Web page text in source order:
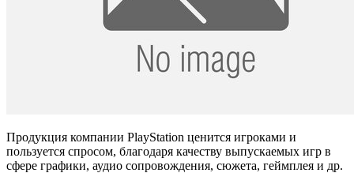
Продукция компании PlayStation ценится игроками и
пользуется спросом, благодаря качеству выпускаемых игр в
сфере графики, аудио сопровождения, сюжета, геймплея и др.